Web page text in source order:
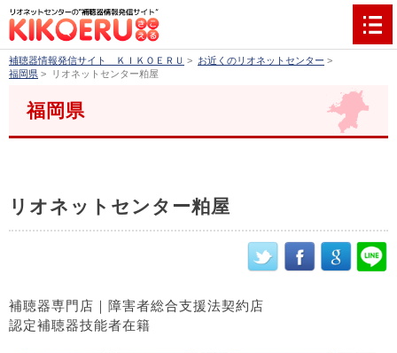
補聴器情報発信サイト ＫＩＫＯＥＲＵ > お近くのリオネットセンター >
福岡県 > リオネットセンター粕屋
福岡県
リオネットセンター粕屋
補聴器専門店｜障害者総合支援法契約店
認定補聴器技能者在籍